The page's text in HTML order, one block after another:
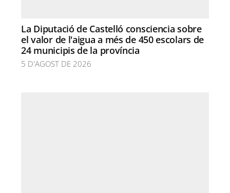
La Diputació de Castelló consciencia sobre
el valor de l'aigua a més de 450 escolars de
24 municipis de la província
5 D'AGOST DE 2026